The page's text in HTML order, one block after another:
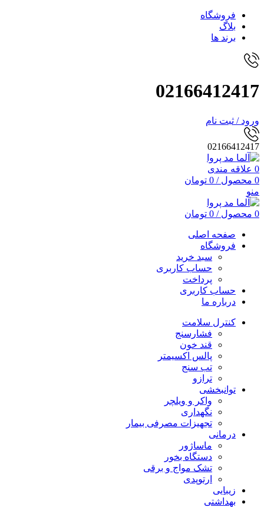
فروشگاه
بلاگ
برند ها
02166412417
ورود / ثبت نام
02166412417
0 علاقه مندی
0 محصول /
0 تومان
منو
0 محصول /
0 تومان
صفحه اصلی
فروشگاه
سبد خرید
حساب کاربری
پرداخت
حساب کاربری
درباره ما
کنترل سلامت
فشارسنج
قند خون
پالس اکسیمتر
تب سنج
ترازو
توانبخشی
واکر و ویلچر
نگهداری
تجهیزات مصرفی بیمار
درمانی
ماساژور
دستگاه بخور
تشک مواج و برقی
ارتوپدی
زیبایی
بهداشتی